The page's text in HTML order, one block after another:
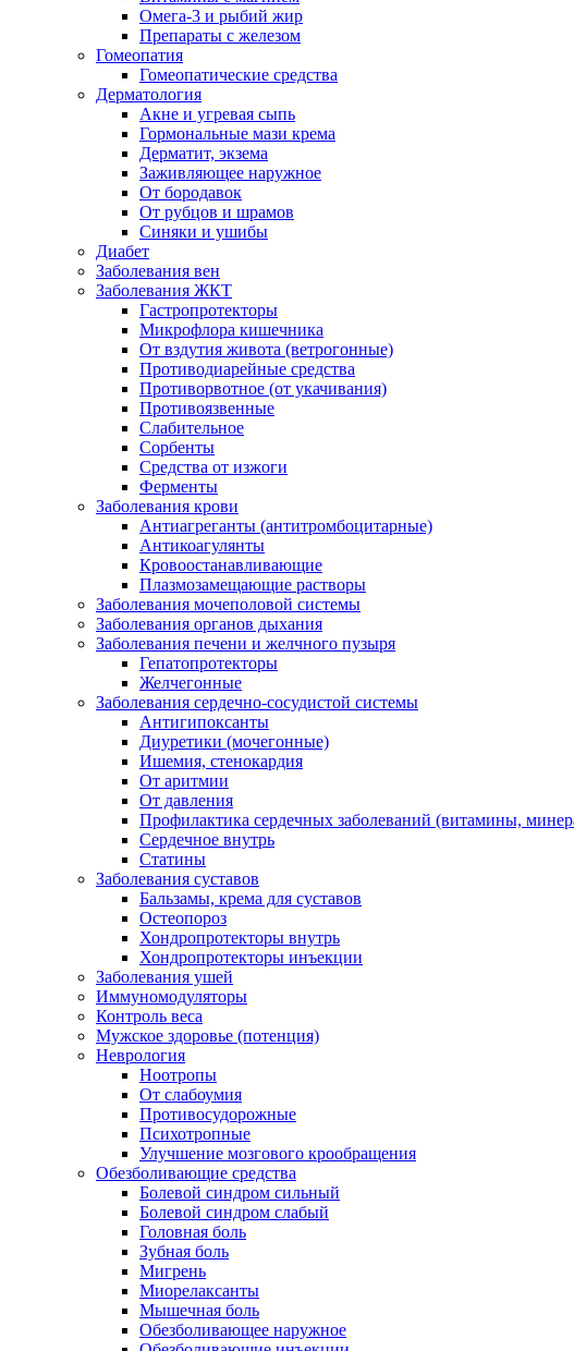
Омега-3 и рыбий жир
Препараты с железом
Гомеопатия
Гомеопатические средства
Дерматология
Акне и угревая сыпь
Гормональные мази крема
Дерматит, экзема
Заживляющее наружное
От бородавок
От рубцов и шрамов
Синяки и ушибы
Диабет
Заболевания вен
Заболевания ЖКТ
Гастропротекторы
Микрофлора кишечника
От вздутия живота (ветрогонные)
Противодиарейные средства
Противорвотное (от укачивания)
Противоязвенные
Слабительное
Сорбенты
Средства от изжоги
Ферменты
Заболевания крови
Антиагреганты (антитромбоцитарные)
Антикоагулянты
Кровоостанавливающие
Плазмозамещающие растворы
Заболевания мочеполовой системы
Заболевания органов дыхания
Заболевания печени и желчного пузыря
Гепатопротекторы
Желчегонные
Заболевания сердечно-сосудистой системы
Антигипоксанты
Диуретики (мочегонные)
Ишемия, стенокардия
От аритмии
От давления
Профилактика сердечных заболеваний (витамины,
Сердечное внутрь
Статины
Заболевания суставов
Бальзамы, крема для суставов
Остеопороз
Хондропротекторы внутрь
Хондропротекторы инъекции
Заболевания ушей
Иммуномодуляторы
Контроль веса
Мужское здоровье (потенция)
Неврология
Ноотропы
От слабоумия
Противосудорожные
Психотропные
Улучшение мозгового крообращения
Обезболивающие средства
Болевой синдром сильный
Болевой синдром слабый
Головная боль
Зубная боль
Мигрень
Миорелаксанты
Мышечная боль
Обезболивающее наружное